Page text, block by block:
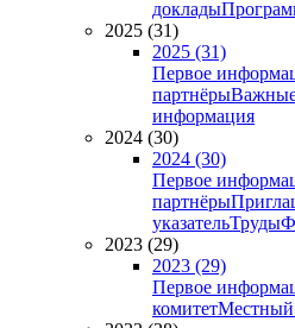
доклады
2025 (31)
2025 (31)
Первое
партнёры
информация
2024 (30)
2024 (30)
Первое
партнёры
указательТруды
2023 (29)
2023 (29)
Первое
комитетМестный